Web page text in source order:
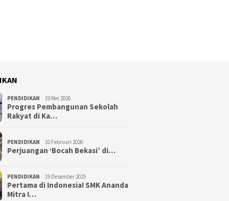
PENDIDIKAN 19 Mei 2026
Progres Pembangunan Sekolah
Rakyat di Ka…
PENDIDIKAN 10 Februari 2026
Perjuangan ‘Bocah Bekasi’ di…
PENDIDIKAN 19 Desember 2025
Pertama di Indonesia! SMK Ananda
Mitra I…